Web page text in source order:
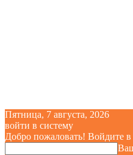
Пятница, 7 августа, 2026
войти в систему
Добро пожаловать! Войдите